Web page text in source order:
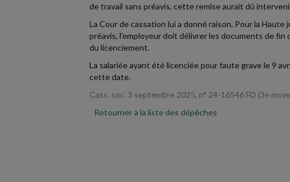
de travail sans préavis, cette remise aurait dû
La Cour de cassation lui a donné raison. Pour la
préavis, l'employeur doit délivrer les documents de
du licenciement.
La salariée ayant été licenciée pour faute grave le 9
cette date.
Cass. soc. 3 septembre 2025, n° 24-16546 FD (3e
Retourner à la liste des dépêches